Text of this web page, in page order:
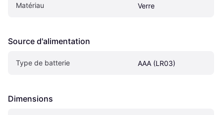
Matériau Verre
Source d'alimentation
Type de batterie AAA (LR03)
Dimensions